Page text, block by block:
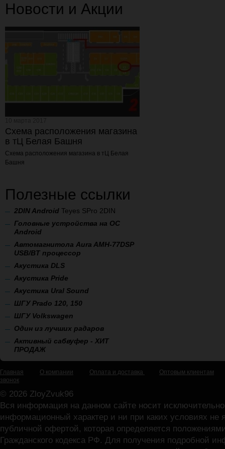
Новости и Акции
Схема расположения магазина
в тЦ Белая Башня
Схема расположения магазина в тЦ Белая
Башня
Полезные ссылки
2DIN Android Teyes SPro 2DIN
Головные устройства на ОС
Android
Автомагнитола Aura AMH-77DSP
USB/BT процессор
Акустика DLS
Акустика Pride
Акустика Ural Sound
ШГУ Prado 120, 150
ШГУ Volkswagen
Один из лучших радаров
Активный сабвуфер - ХИТ
ПРОДАЖ
Главная О компании Оплата и доставка
Оптовым клиентам
звонок
© 2026 ZloyZvuk96
Вся информация на данном сайте носит исключительно
информационный характер и ни при каких условиях не
публичной офертой, которая определяется
Гражданского кодекса РФ. Для получения подробной